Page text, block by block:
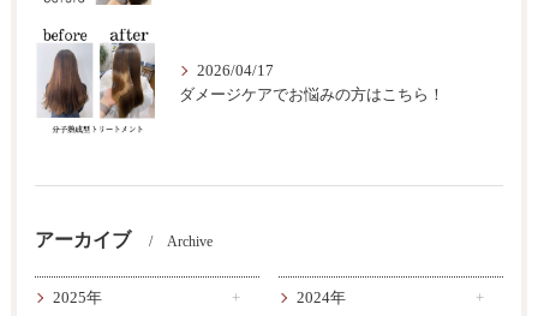
2026/04/17
ダメージケアでお悩みの方はこちら！
アーカイブ Archive
2025年 2024年